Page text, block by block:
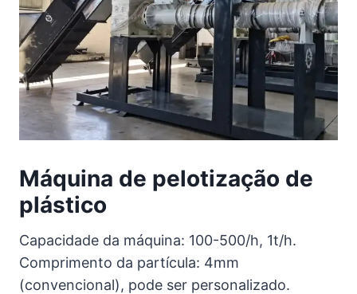
Máquina de pelotização de
plástico
Capacidade da máquina: 100-500/h, 1t/h.
Comprimento da partícula: 4mm
(convencional), pode ser personalizado.